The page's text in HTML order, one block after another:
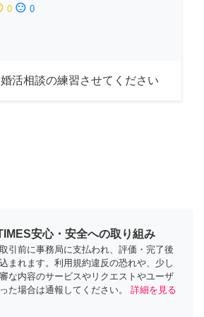
0 sentiment_dissatisfied 0
婚活相談の練習させてください
安心・安全への取り組み
引前に事務局に支払われ、評価・完了後
まれます。利用規約違反の恐れや、少し
な内容のサービスやリクエストやユーザ
た場合は通報してください。
詳細を見る